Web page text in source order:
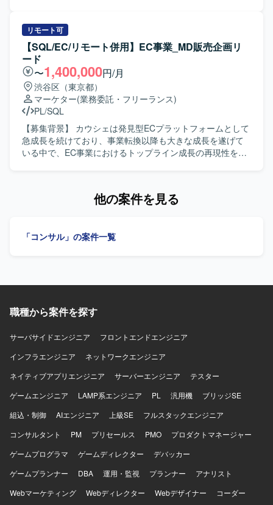
した形での検討・レビューを行っていただきます。
と協力しながら、開発案件を推進していただきます。 ・要
求・要件定義から開発、テスト、リリースまでの開発ディ
レクションおよび進行管理を行います。 ・部署内外のステ
ークホルダーとの期待値調整、折衝、合意形成およびレポ
ーティングを行います。 ・開発ロードマップやマイルスト
ンの策定、およびスケジュール調整を行います。 ・担当プ
ロダクトに関するドキュメント作成、管理および運用を行
います。 ・複数の開発プロジェクトの進行リードと進捗管
理を行います。 ・プロジェクトの立ち上げからリリースま
での一貫した推進とタスク管理を行います。 【求める人物
像】 ソフトウェア開発領域でPMを経験されてきた方を求め
経験があり、AI利活用に興味・関心を持ち実務でも取り組
自身のスタンスを持ち考えを周囲に共有できる方、相手の
発プロジェクトをリードできる環境です。ビジネスサイド
し、上流からリリースまで一貫して関与できるため、プロ
キルを幅広く高めていただけます。 【開発環境】 戦略開発
ームは約6名の体制です。プロジェクト管理にNotion、
Google Workspace、Confluence、開発タスク管理に
Notion、JIRA、Github、コミュニケーションにSlack、
Miro、デザインにFigma、データ分析にLookerを利用して
リモート可
【SQL/EC/リモート併用】EC事業_MD販売企画リ
ード
〜1,400,000円/月
渋谷区（東京都）
マーケター(業務委託・フリーランス)
PL/SQL
【募集背景】 カウシェは発見型ECプラットフォームとして
急成長を続けており、事業転換以降も大きな成長を遂げて
いる中で、EC事業におけるトップライン成長の再現性を高
場・販促・データをつなげてGMV成長をつくる役割を担っ
係者を巻き込みながら実行計画に落とし込み、日々の数値
で、重点カテゴリや主要キャンペーンの主担当として企画
ー行動、商品データをもとに次の販売企画やカテゴリ成
ます。 【求める人物像】 ミッションやバリューに共感し、
りで考えられる方を求めています。分析で終わらず、営業
や販売が実際に動けるレベルまで落とし込める方や、属人
的な成功パターンを再現可能な型と判断基準に変えること
にやりがいを感じる方にフィットするポジションです。
ーン、商品露出がGMVや粗利にダイレクトに反映されるた
め、事業成長の中心に立って売上を作る手触り感がありま
計、キャンペーン、レコメンド、投稿、クエストなど複数
の要素を掛け合わせながら新しい購買体験を作ることがで
きます。販売企画・キャンペーン運用・カテゴリ成長の仕
組みづくりに裁量を持って関わることができ、マネージャ
他の案件を見る
「コンサル」の案件一覧
職種から案件を探す
サーバサイドエンジニア
フロントエンドエンジニア
インフラエンジニア
ネットワークエンジニア
ネイティブアプリエンジニア
サーバーエンジニア
テスター
ゲームエンジニア
LAMP系エンジニア PL 汎用機
ブリッジSE
組込・制御
AIエンジニア 上級SE
フルスタックエンジニア
コンサルタント
PM プリセールス PMO
プロダクトマネージャー
ゲームプログラマ
ゲームディレクター
デバッカー
ゲームプランナー
DBA 運用・監視 プランナー
アナリスト
Webマーケティング
Webディレクター Webデザイナー
コーダー